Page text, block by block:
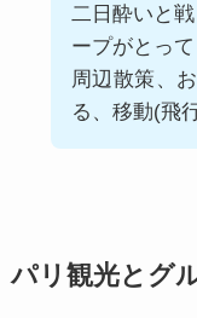
二日酔いと
ープがとっ
周辺散策、
る、移動(飛
パリ観光とグ